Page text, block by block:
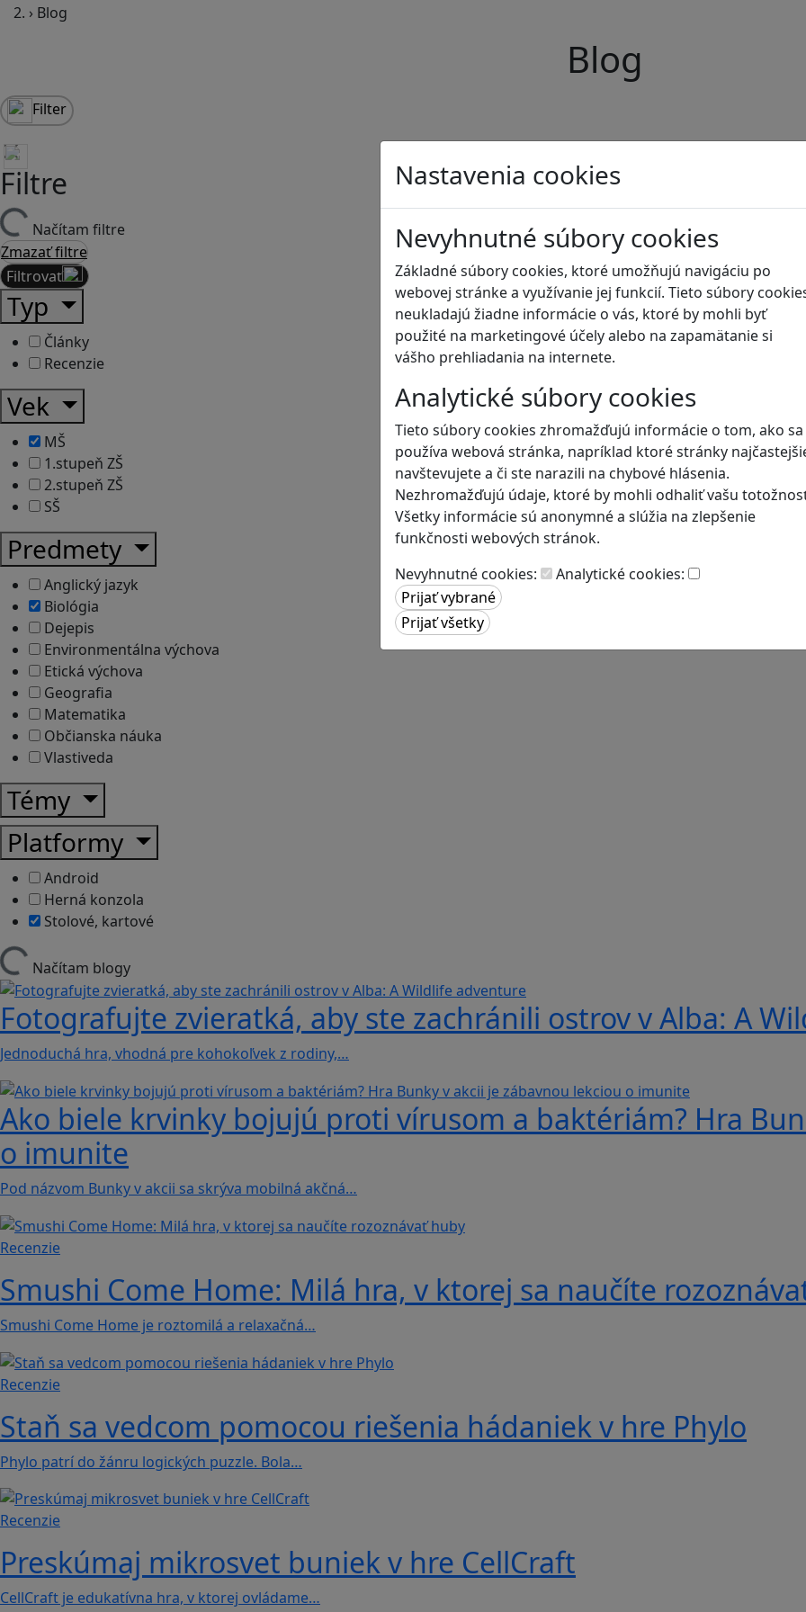
Nastavenia cookies
Nevyhnutné súbory cookies
Základné súbory cookies, ktoré umožňujú navigáciu po
webovej stránke a využívanie jej funkcií. Tieto súbory
neukladajú žiadne informácie o vás, ktoré by mohli byť
použité na marketingové účely alebo na zapamätanie si
vášho prehliadania na internete.
Analytické súbory cookies
Tieto súbory cookies zhromažďujú informácie o tom, ako sa
používa webová stránka, napríklad ktoré stránky
navštevujete a či ste narazili na chybové hlásenia.
Nezhromažďujú údaje, ktoré by mohli odhaliť vašu
Všetky informácie sú anonymné a slúžia na zlepšenie
funkčnosti webových stránok.
Nevyhnutné cookies:
Analytické cookies:
› Blog
Blog
Filter
Filtre
Načítam filtre
Zmazať filtre
Filtrovať
Typ
Články
Recenzie
Vek
MŠ
1.stupeň ZŠ
2.stupeň ZŠ
SŠ
Predmety
Anglický jazyk
Biológia
Dejepis
Environmentálna výchova
Etická výchova
Geografia
Matematika
Občianska náuka
Vlastiveda
Témy
Platformy
Android
Herná konzola
Stolové, kartové
Načítam blogy
Fotografujte zvieratká, aby ste zachránili ostrov v Alba: A
Jednoduchá hra, vhodná pre kohokoľvek z rodiny,…
Ako biele krvinky bojujú proti vírusom a baktériám? Hra
o imunite
Pod názvom Bunky v akcii sa skrýva mobilná akčná…
Recenzie
Smushi Come Home: Milá hra, v ktorej sa naučíte
Smushi Come Home je roztomilá a relaxačná…
Recenzie
Staň sa vedcom pomocou riešenia hádaniek v hre Phylo
Phylo patrí do žánru logických puzzle. Bola…
Recenzie
Preskúmaj mikrosvet buniek v hre CellCraft
CellCraft je edukatívna hra, v ktorej ovládame…